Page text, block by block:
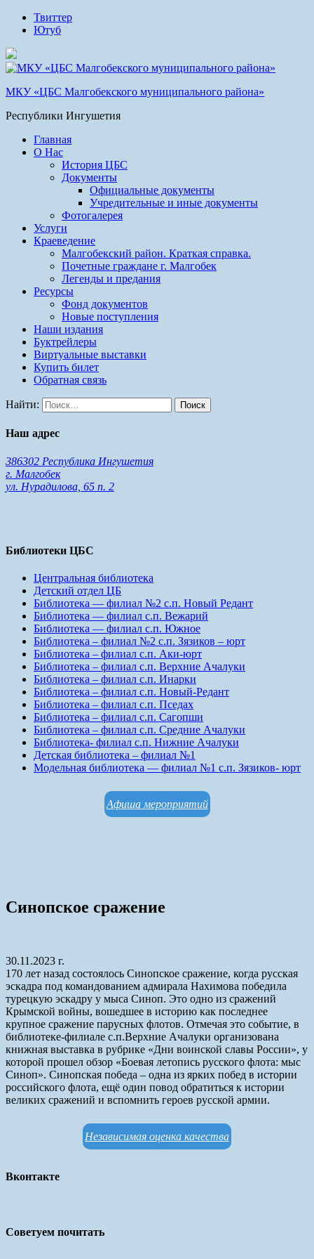
Твиттер
Ютуб
МКУ «ЦБС Малгобекского муниципального района»
Республики Ингушетия
Главная
О Нас
История ЦБС
Документы
Официальные документы
Учредительные и иные документы
Фотогалерея
Услуги
Краеведение
Малгобекский район. Краткая справка.
Почетные граждане г. Малгобек
Легенды и предания
Ресурсы
Фонд документов
Новые поступления
Наши издания
Буктрейлеры
Виртуальные выставки
Купить билет
Обратная связь
Найти:
Наш адрес
386302 Республика Ингушетия
г. Малгобек
ул. Нурадилова, 65 п. 2
Библиотеки ЦБС
Центральная библиотека
Детский отдел ЦБ
Библиотека — филиал №2 с.п. Новый Редант
Библиотека — филиал с.п. Вежарий
Библиотека — филиал с.п. Южное
Библиотека – филиал №2 с.п. Зязиков – юрт
Библиотека – филиал с.п. Аки-юрт
Библиотека – филиал с.п. Верхние Ачалуки
Библиотека – филиал с.п. Инарки
Библиотека – филиал с.п. Новый-Редант
Библиотека – филиал с.п. Пседах
Библиотека – филиал с.п. Сагопши
Библиотека – филиал с.п. Средние Ачалуки
Библиотека- филиал с.п. Нижние Ачалуки
Детская библиотека – филиал №1
Модельная библиотека — филиал №1 с.п. Зязиков- юрт
Афиша мероприятий
Синопское сражение
30.11.2023 г.
170 лет назад состоялось Синопское сражение, когда русская
эскадра под командованием адмирала Нахимова победила
турецкую эскадру у мыса Синоп. Это одно из сражений
Крымской войны, вошедшее в историю как последнее
крупное сражение парусных флотов. Отмечая это событие, в
библиотеке-филиале с.п.Верхние Ачалуки организована
книжная выставка в рубрике «Дни воинской славы России», у
которой прошел обзор «Боевая летопись русского флота: мыс
Синоп». Синопская победа – одна из ярких побед в истории
российского флота, ещё один повод обратиться к истории
великих сражений и вспомнить героев русской армии.
Независимая оценка качества
Вконтакте
Советуем почитать